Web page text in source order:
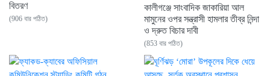
বিতরণ
(906 বার পঠিত)
কালীগঞ্জে সাংবাদিক জাকারিয়া আল
মামুনের ওপর সন্ত্রাসী হামলার তীব্র নিন্দা
ও দ্রুত বিচার দাবী
(853 বার পঠিত)